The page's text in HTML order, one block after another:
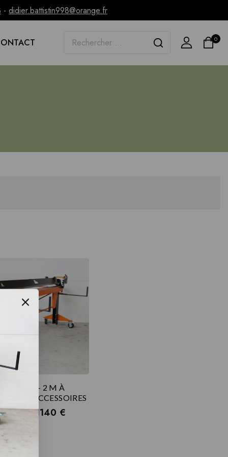
- didier.battistin998@orange.fr
0
Plieuse JB – 2 M À
+ ACCESSOIRES
€ – 1140 €